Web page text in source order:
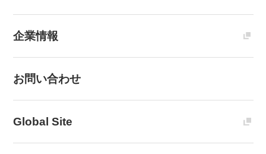
企業情報
お問い合わせ
Global Site